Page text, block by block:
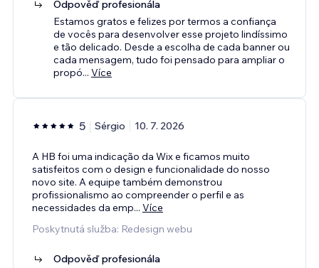
Odpověď profesionála
Estamos gratos e felizes por termos a confiança
de vocês para desenvolver esse projeto lindíssimo
e tão delicado. Desde a escolha de cada banner ou
cada mensagem, tudo foi pensado para ampliar o
propó... Více
5 Sérgio 10. 7. 2026
A HB foi uma indicação da Wix e ficamos muito
satisfeitos com o design e funcionalidade do nosso
novo site. A equipe também demonstrou
profissionalismo ao compreender o perfil e as
necessidades da emp... Více
Poskytnutá služba: Redesign webu
Odpověď profesionála